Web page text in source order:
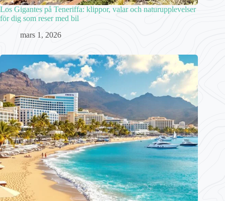
Los Gigantes på Teneriffa: klippor, valar och naturupplevelser
för dig som reser med bil
mars 1, 2026